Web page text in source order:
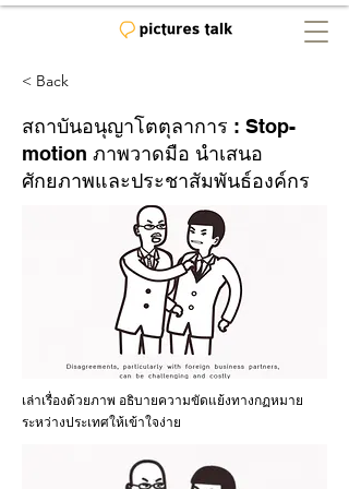
< Back
สถาบันอนุญาโตตุลาการ : Stop-
motion ภาพวาดมือ นำเสนอ
ศักยภาพและประชาสัมพันธ์องค์กร
เล่าเรื่องด้วยภาพ อธิบายความขัดแย้งทางกฏหมาย
ระหว่างประเทศให้เข้าใจง่าย